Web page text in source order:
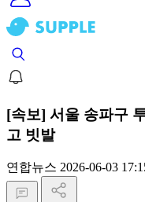
[속보] 서울 송파구
고 빗발
연합뉴스 2026-06-03